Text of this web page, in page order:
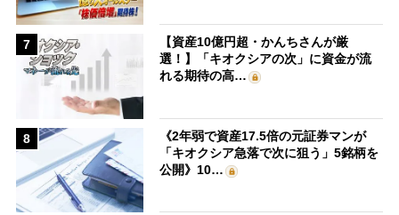
7
【資産10億円超・かんちさんが厳
選！】「キオクシアの次」に資金が流
れる期待の高…
8
《2年弱で資産17.5倍の元証券マンが
「キオクシア急落で次に狙う」5銘柄を
公開》10…